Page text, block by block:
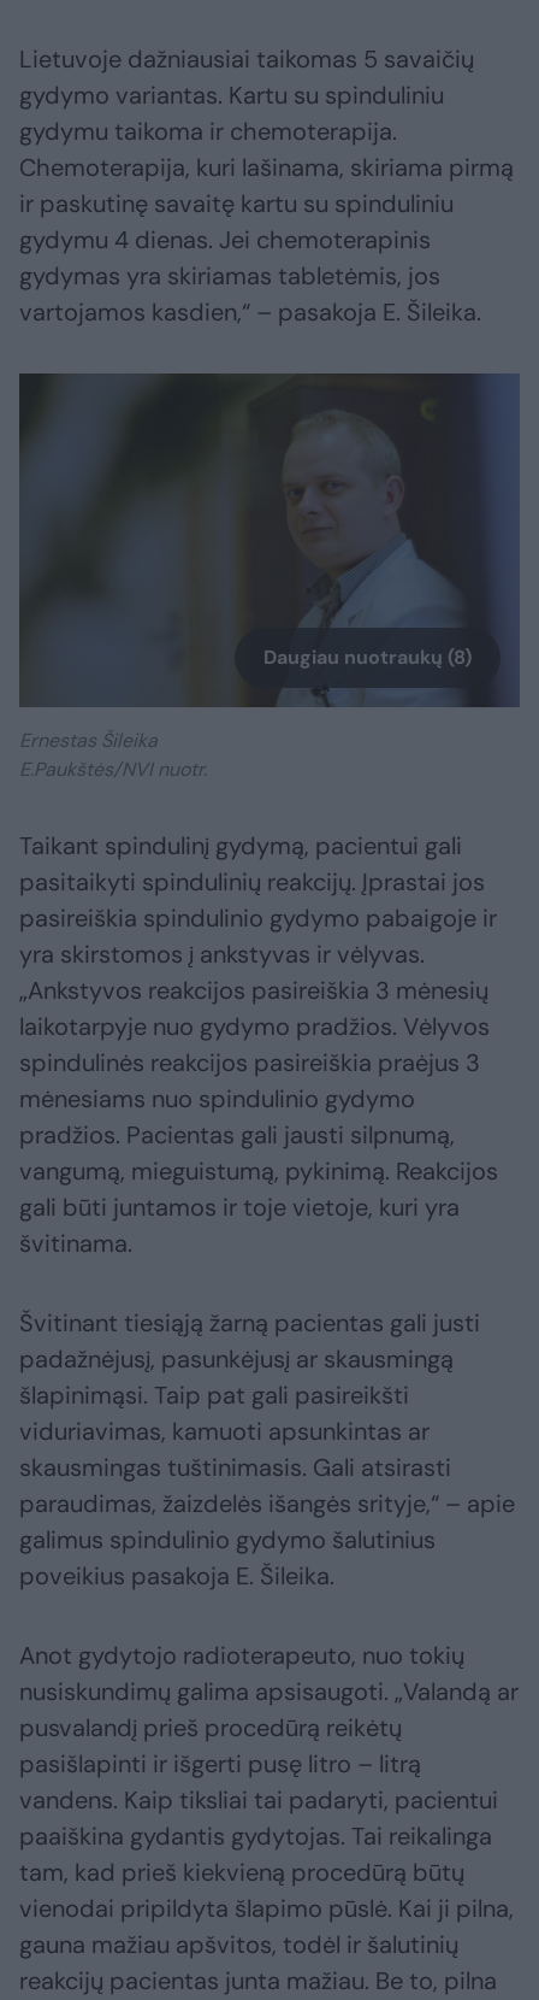
Lietuvoje dažniausiai taikomas 5 savaičių
gydymo variantas. Kartu su spinduliniu
gydymu taikoma ir chemoterapija.
Chemoterapija, kuri lašinama, skiriama pirmą
ir paskutinę savaitę kartu su spinduliniu
gydymu 4 dienas. Jei chemoterapinis
gydymas yra skiriamas tabletėmis, jos
vartojamos kasdien,“ – pasakoja E. Šileika.
Daugiau nuotraukų (8)
Ernestas Šileika
E.Paukštės/NVI nuotr.
Taikant spindulinį gydymą, pacientui gali
pasitaikyti spindulinių reakcijų. Įprastai jos
pasireiškia spindulinio gydymo pabaigoje ir
yra skirstomos į ankstyvas ir vėlyvas.
„Ankstyvos reakcijos pasireiškia 3 mėnesių
laikotarpyje nuo gydymo pradžios. Vėlyvos
spindulinės reakcijos pasireiškia praėjus 3
mėnesiams nuo spindulinio gydymo
pradžios. Pacientas gali jausti silpnumą,
vangumą, mieguistumą, pykinimą. Reakcijos
gali būti juntamos ir toje vietoje, kuri yra
švitinama.
Švitinant tiesiąją žarną pacientas gali justi
padažnėjusį, pasunkėjusį ar skausmingą
šlapinimąsi. Taip pat gali pasireikšti
viduriavimas, kamuoti apsunkintas ar
skausmingas tuštinimasis. Gali atsirasti
paraudimas, žaizdelės išangės srityje,“ – apie
galimus spindulinio gydymo šalutinius
poveikius pasakoja E. Šileika.
Anot gydytojo radioterapeuto, nuo tokių
nusiskundimų galima apsisaugoti. „Valandą ar
pusvalandį prieš procedūrą reikėtų
pasišlapinti ir išgerti pusę litro – litrą
vandens. Kaip tiksliai tai padaryti, pacientui
paaiškina gydantis gydytojas. Tai reikalinga
tam, kad prieš kiekvieną procedūrą būtų
vienodai pripildyta šlapimo pūslė. Kai ji pilna,
gauna mažiau apšvitos, todėl ir šalutinių
reakcijų pacientas junta mažiau. Be to, pilna